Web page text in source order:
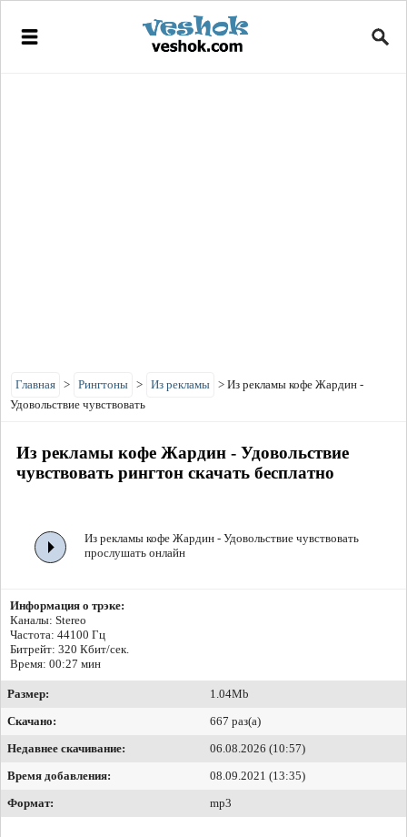
Главная > Рингтоны > Из рекламы > Из рекламы кофе Жардин -
Удовольствие чувствовать
Из рекламы кофе Жардин - Удовольствие
чувствовать рингтон скачать бесплатно
Из рекламы кофе Жардин - Удовольствие чувствовать
прослушать онлайн
Информация о трэке:
Каналы: Stereo
Частота: 44100 Гц
Битрейт: 320 Кбит/сек.
Время: 00:27 мин
Размер:
1.04Mb
Скачано:
667 раз(а)
Недавнее скачивание:
06.08.2026 (10:57)
Время добавления:
08.09.2021 (13:35)
Формат:
mp3